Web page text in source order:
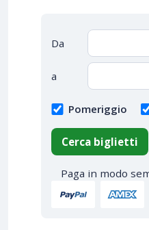
Pomeriggio
Da
a
Cerca biglietti
Paga in modo